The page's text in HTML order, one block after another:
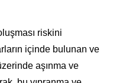
riskini
içinde bulunan ve
aşınma ve